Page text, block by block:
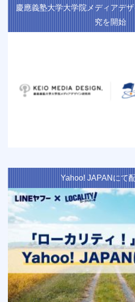
慶應義塾大学大学院メディアデ
究を開始
Yahoo! JAPANにて